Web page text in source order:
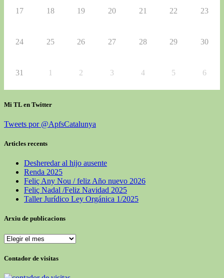
17 18 19 20 21 22 23
24 25 26 27 28 29 30
31 1 2 3 4 5 6
Mi TL en Twitter
Tweets por @ApfsCatalunya
Articles recents
Desheredar al hijo ausente
Renda 2025
Feliç Any Nou / feliz Año nuevo 2026
Feliç Nadal /Feliz Navidad 2025
Taller Jurídico Ley Orgánica 1/2025
Arxiu de publicacions
Arxiu
publicacions
Contador de visitas